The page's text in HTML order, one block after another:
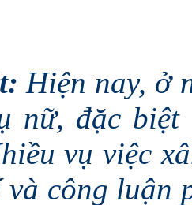
Hiện nay, ở
nữ, đặc
vụ việc
và công luận